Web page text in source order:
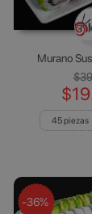
Murano
45 piezas
-36%